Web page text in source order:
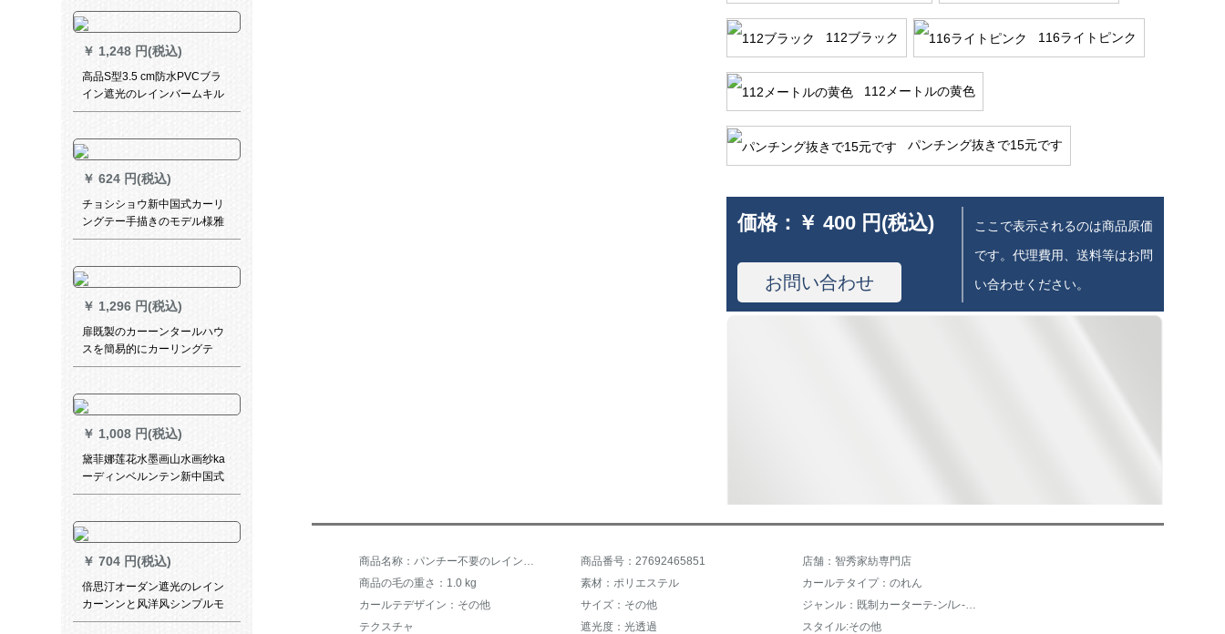
トールドールダンカーン
￥ 1,248 円(税込)
高品S型3.5 cm防水PVCブラ
イン遮光のレインバームキル
トフィットフィット062 M
￥ 624 円(税込)
チョシショウ新中国式カーリ
ングテー手描きのモデル様雅
遮光布カーターテーテテンテ
エング寝室出窓レ·スタット玉
傷知秋紗カーターテーク加
工、打孔毎米プロ10元
￥ 1,296 円(税込)
扉既製のカーーンタールハウ
スを簡易的にカーリングテ
ジ、寝室のサンバイザをセッ
いカーターテーピング【青】
2.4枚x 1.8メトルトル（ダブル
オプロ）
￥ 1,008 円(税込)
黛菲娜莲花水墨画山水画纱ka
ーディンベルンテン新中国式
古典风格S 906雪纺绩-【オー
料】
￥ 704 円(税込)
倍思汀オーダン遮光のレイン
カーンンと风洋风シンプルモ
ダインネリングのレインフュ
112ブラック 116ライトピンク
112メートルの黄色
パンチング抜きで15元です
価格： ￥ 400 円(税込)
お問い合わせ
ここで表示されるのは商品原価
です。代理費用、送料等はお問
い合わせください。
商品番号：27692465851
店舗：智秀家紡専門店
商品の毛の重さ：1.0 kg
素材：ポリエステル
カールテタイプ：のれん
カールテデザイン：その他
サイズ：その他
テクスチャ
遮光度：光透過 スタイル:その他